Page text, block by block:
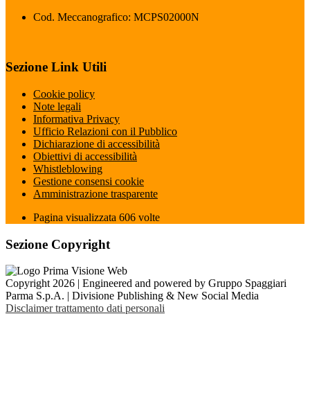
Cod. Meccanografico: MCPS02000N
Sezione Link Utili
Cookie policy
Note legali
Informativa Privacy
Ufficio Relazioni con il Pubblico
Dichiarazione di accessibilità
Obiettivi di accessibilità
Whistleblowing
Gestione consensi cookie
Amministrazione trasparente
Pagina visualizzata 606 volte
Sezione Copyright
Copyright 2026 | Engineered and powered by Gruppo Spaggiari
Parma S.p.A. | Divisione Publishing & New Social Media
Disclaimer trattamento dati personali